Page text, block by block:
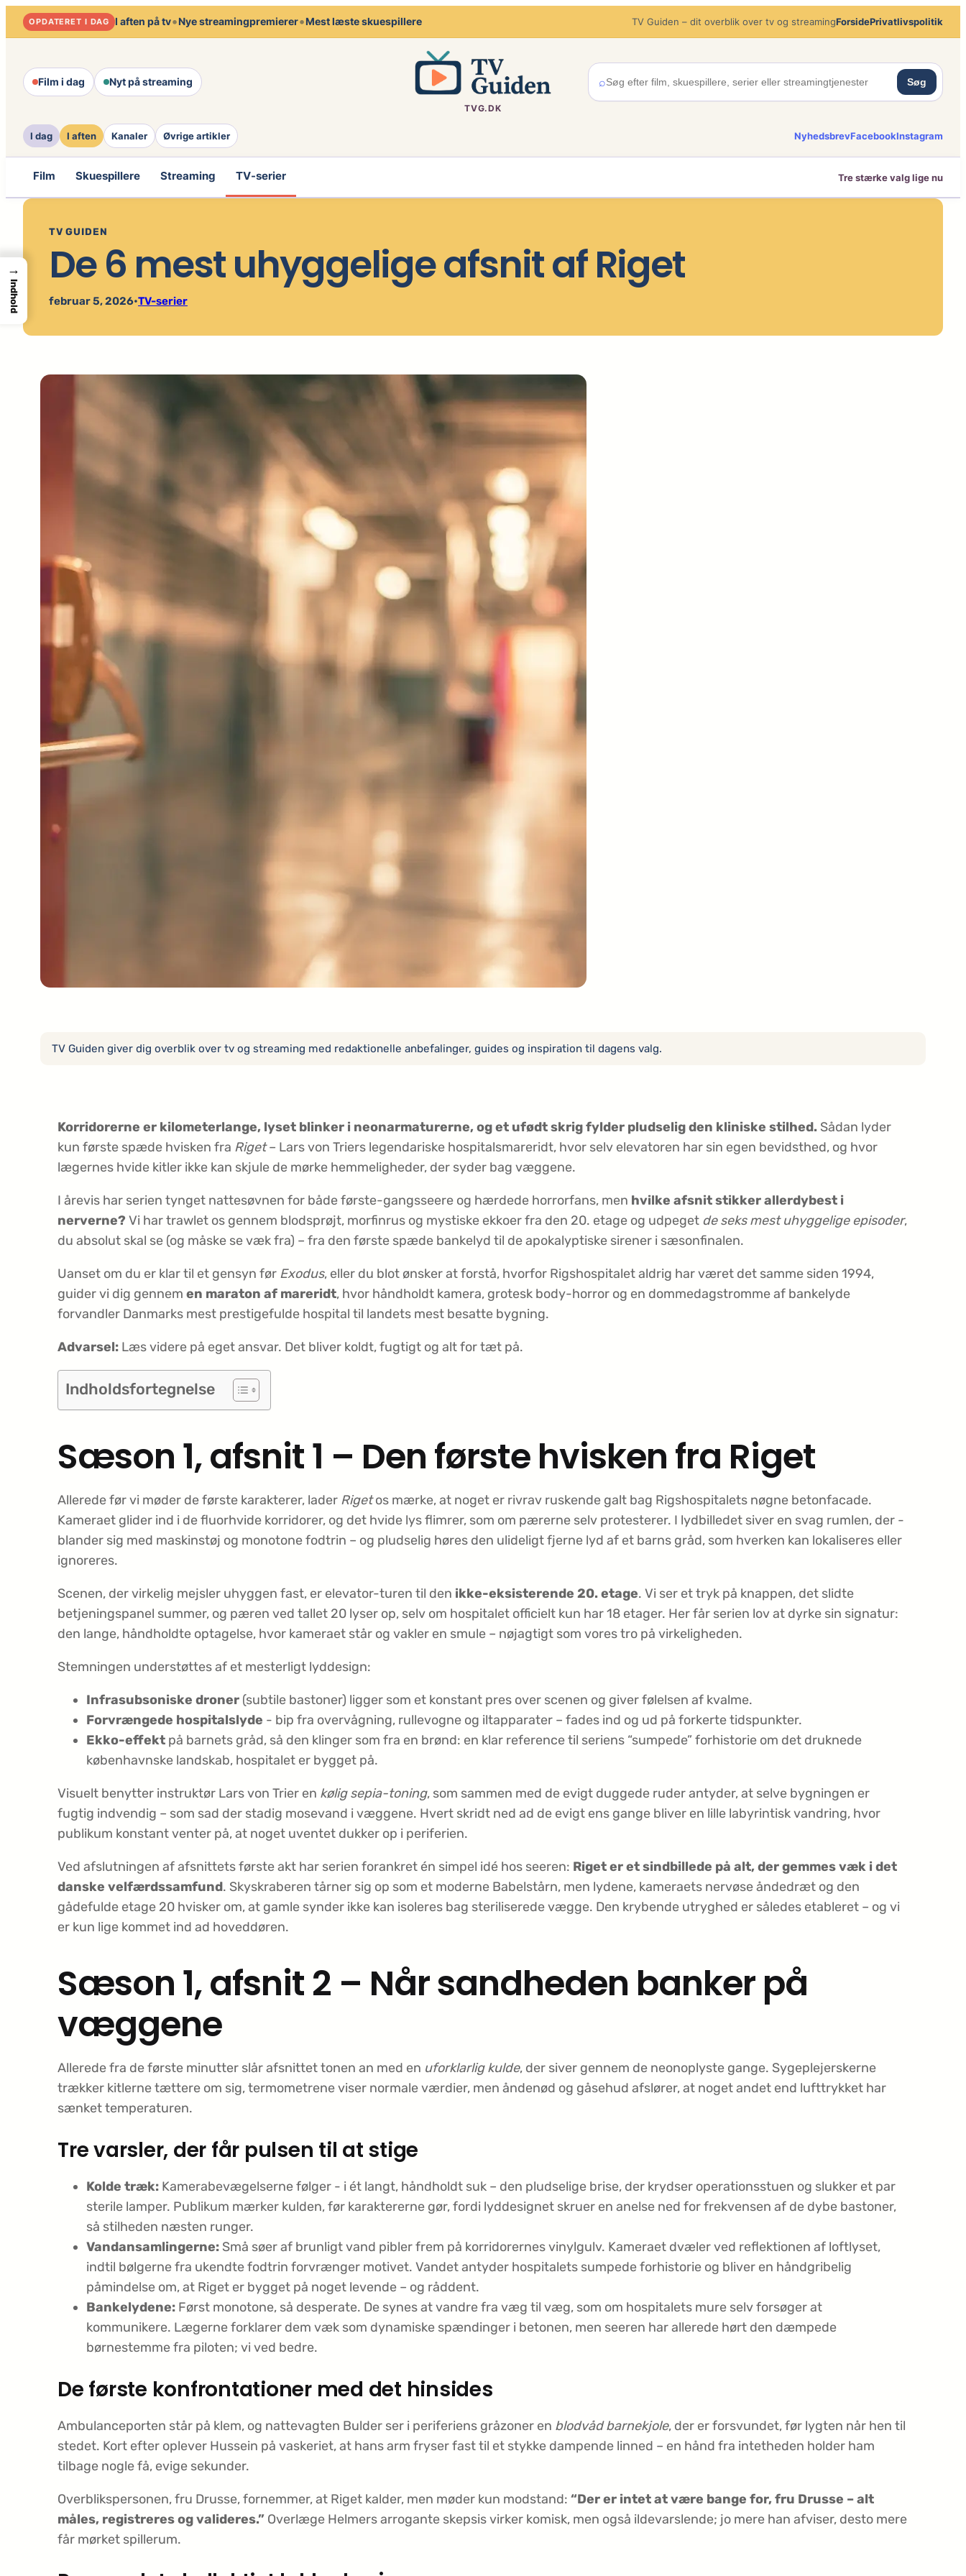
Spring
til
OPDATERET I DAG I aften på tv•Nye streamingpremierer•Mest læste skuespillere TV Guiden – dit overblik over tv og streamingForsidePrivatlivspolitik
Film i dag Nyt på streaming
TVG.DK
⌕ Søg
I dag I aften Kanaler Øvrige artikler NyhedsbrevFacebookInstagram
Film Skuespillere Streaming TV-serier Tre stærke valg lige nu
TV GUIDEN
De 6 mest uhyggelige afsnit af Riget
februar 5, 2026•TV-serier
TV Guiden giver dig overblik over tv og streaming med redaktionelle anbefalinger, guides og inspiration til dagens valg.
Korridorerne er kilometerlange, lyset blinker i neonarmaturerne, og et ufødt skrig fylder pludselig den kliniske stilhed. Sådan lyder
kun første spæde hvisken fra Riget– Lars von Triers legendariske hospitalsmareridt, hvor selv elevatoren har sin egen bevidsthed, og hvor
lægernes hvide kitler ikke kan skjule de mørke hemmeligheder, der syder bag væggene.
I årevis har serien tynget nattesøvnen for både første-gangsseere og hærdede horrorfans, men hvilke afsnit stikker allerdybest i
nerverne? Vi har trawlet os gennem blodsprøjt, morfinrus og mystiske ekkoer fra den 20. etage og udpeget de seks mest uhyggelige episoder,
du absolut skal se (og måske se væk fra) – fra den første spæde bankelyd til de apokalyptiske sirener i sæsonfinalen.
Uanset om du er klar til et gensyn før Exodus, eller du blot ønsker at forstå, hvorfor Rigshospitalet aldrig har været det samme siden 1994,
guider vi dig gennem en maraton af mareridt, hvor håndholdt kamera, grotesk body-horror og en dommedagstromme af bankelyde
forvandler Danmarks mest prestigefulde hospital til landets mest besatte bygning.
Advarsel: Læs videre på eget ansvar. Det bliver koldt, fugtigt og alt for tæt på.
Indholdsfortegnelse
Sæson 1, afsnit 1 – Den første hvisken fra Riget
Allerede før vi møder de første karakterer, lader Rigetos mærke, at noget er rivrav ruskende galt bag Rigshospitalets nøgne betonfacade.
Kameraet glider ind i de fluor­hvide korridorer, og det hvide lys flimrer, som om pærerne selv protesterer. I lydbilledet siver en svag rumlen, der ­
blander sig med maskinstøj og monotone fodtrin – og pludselig høres den ulideligt fjerne lyd af et barns gråd, som hverken kan lokaliseres eller
ignoreres.
Scenen, der virkelig mejsler uhyggen fast, er elevator-turen til den ikke-eksisterende 20. etage. Vi ser et tryk på knappen, det slidte
betjeningspanel summer, og pæren ved tallet 20 lyser op, selv om hospitalet officielt kun har 18 etager. Her får serien lov at dyrke sin signatur:
den lange, håndholdte optagelse, hvor kameraet står og vakler en smule – nøjagtigt som vores tro på virkeligheden.
Stemningen understøttes af et mesterligt lyddesign:
Infrasubsoniske droner (subtile bastoner) ligger som et konstant pres over scenen og giver følelsen af kvalme.
Forvrængede hospitalslyde ­- bip fra overvågning, rullevogne og iltapparater – fades ind og ud på forkerte tidspunkter.
Ekko-effekt på barnets gråd, så den klinger som fra en brønd: en klar reference til seriens “sumpede” forhistorie om det druknede
københavnske landskab, hospitalet er bygget på.
Visuelt benytter instruktør Lars von Trier en kølig sepia-toning, som sammen med de evigt duggede ruder antyder, at selve bygningen er
fugtig indvendig – som sad der stadig mosevand i væggene. Hvert skridt ned ad de evigt ens gange bliver en lille labyrintisk vandring, hvor
publikum konstant venter på, at noget uventet dukker op i periferien.
Ved afslutningen af afsnittets første akt har serien forankret én simpel idé hos seeren: Riget er et sindbillede på alt, der gemmes væk i det
danske velfærdssamfund. Skyskraberen tårner sig op som et moderne Babelstårn, men lydene, kameraets nervøse åndedræt og den
gådefulde etage 20 hvisker om, at gamle synder ikke kan isoleres bag steriliserede vægge. Den krybende utryghed er således etableret – og vi
er kun lige kommet ind ad hoveddøren.
Sæson 1, afsnit 2 – Når sandheden banker på
væggene
Allerede fra de første minutter slår afsnittet tonen an med en uforklarlig kulde, der siver gennem de neonoplyste gange. Sygeplejerskerne
trækker kitlerne tættere om sig, termometrene viser normale værdier, men åndenød og gåsehud afslører, at noget andet end lufttrykket har
sænket temperaturen.
Tre varsler, der får pulsen til at stige
Kolde træk: Kamerabevægelserne følger ­- i ét langt, håndholdt suk – den pludselige brise, der krydser operationsstuen og slukker et par
sterile lamper. Publikum mærker kulden, før karaktererne gør, fordi lyddesignet skruer en anelse ned for frekvensen af de dybe bastoner,
så stilheden næsten runger.
Vandansamlingerne: Små søer af brunligt vand pibler frem på korridorernes vinylgulv. Kameraet dvæler ved reflektionen af loftlyset,
indtil bølgerne fra ukendte fodtrin forvrænger motivet. Vandet antyder hospitalets sumpede forhistorie og bliver en håndgribelig
påmindelse om, at Riget er bygget på noget levende – og råddent.
Bankelydene: Først monotone, så desperate. De synes at vandre fra væg til væg, som om hospitalets mure selv forsøger at
kommunikere. Lægerne forklarer dem væk som dynamiske spændinger i betonen, men seeren har allerede hørt den dæmpede
børnestemme fra piloten; vi ved bedre.
De første konfrontationer med det hinsides
Ambulanceporten står på klem, og nattevagten Bulder ser i periferiens gråzoner en blodvåd barnekjole, der er forsvundet, før lygten når hen til
stedet. Kort efter oplever Hussein på vaskeriet, at hans arm fryser fast til et stykke dampende linned – en hånd fra intetheden holder ham
tilbage nogle få, evige sekunder.
Overblikspersonen, fru Drusse, fornemmer, at Riget kalder, men møder kun modstand: “Der er intet at være bange for, fru Drusse – alt
måles, registreres og valideres.” Overlæge Helmers arrogante skepsis virker komisk, men også ildevarslende; jo mere han afviser, desto mere
får mørket spillerum.
→
Indhold